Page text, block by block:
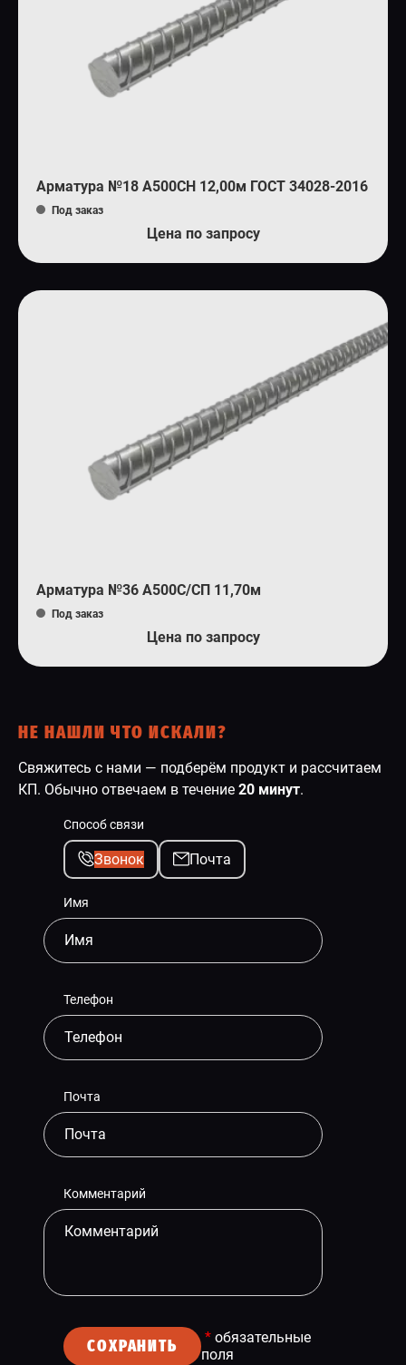
Арматура №18 А500СН 12,00м ГОСТ 34028-2016
Под заказ
Цена по запросу
Арматура №36 А500С/СП 11,70м
Под заказ
Цена по запросу
НЕ НАШЛИ ЧТО ИСКАЛИ?
Свяжитесь с нами — подберём продукт и рассчитаем
КП. Обычно отвечаем в течение 20 минут.
Способ связи
Звонок Почта
Имя
Телефон
Почта
Комментарий
СОХРАНИТЬ * обязательные
поля